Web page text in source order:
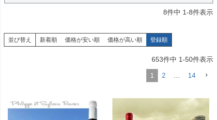
8件中 1-8件表示
並び替え 新着順 価格が安い順 価格が高い順 登録順
653件中 1-50件表示
1 2 … 14